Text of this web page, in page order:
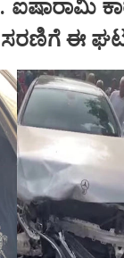
ಐಷಾರಾಮಿ
ಈ